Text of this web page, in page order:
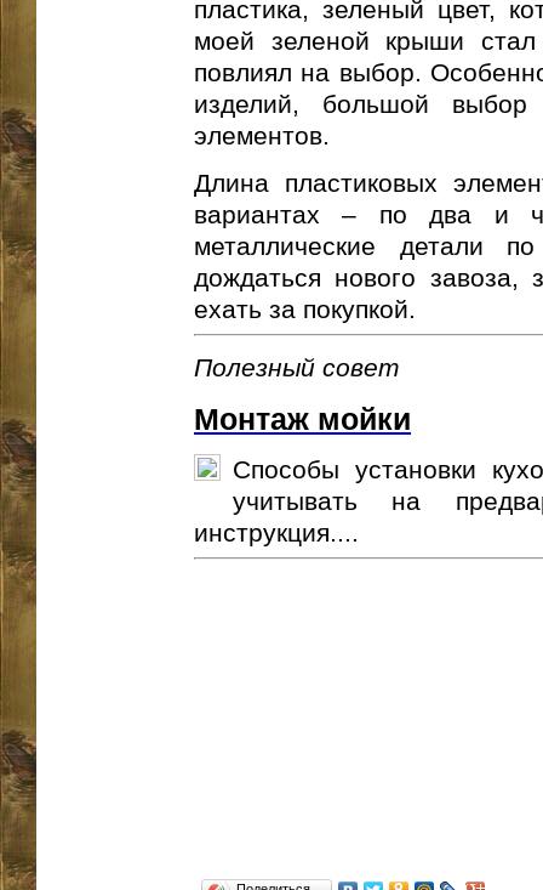
пластика, зеленый цвет,
моей зеленой крыши
повлиял на выбор.
изделий, большой выбор
элементов.
Длина пластиковых
вариантах – по два и
металлические детали
дождаться нового
ехать за покупкой.
Полезный совет
Монтаж мойки
Способы установки
учитывать на
инструкция....